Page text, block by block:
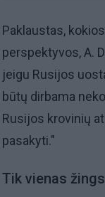
Paklaustas,
perspektyvos, A.
jeigu Rusijos
būtų dirbama
Rusijos krovinių
pasakyti."
Tik vienas